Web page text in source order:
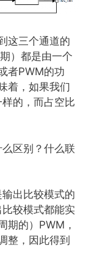
这三个通道的
）都是由一个
者PWM的功
着，如果我们
的，而占空比
区别？什么联
出比较模式的
较模式都能实
期的）PWM，
整，因此得到